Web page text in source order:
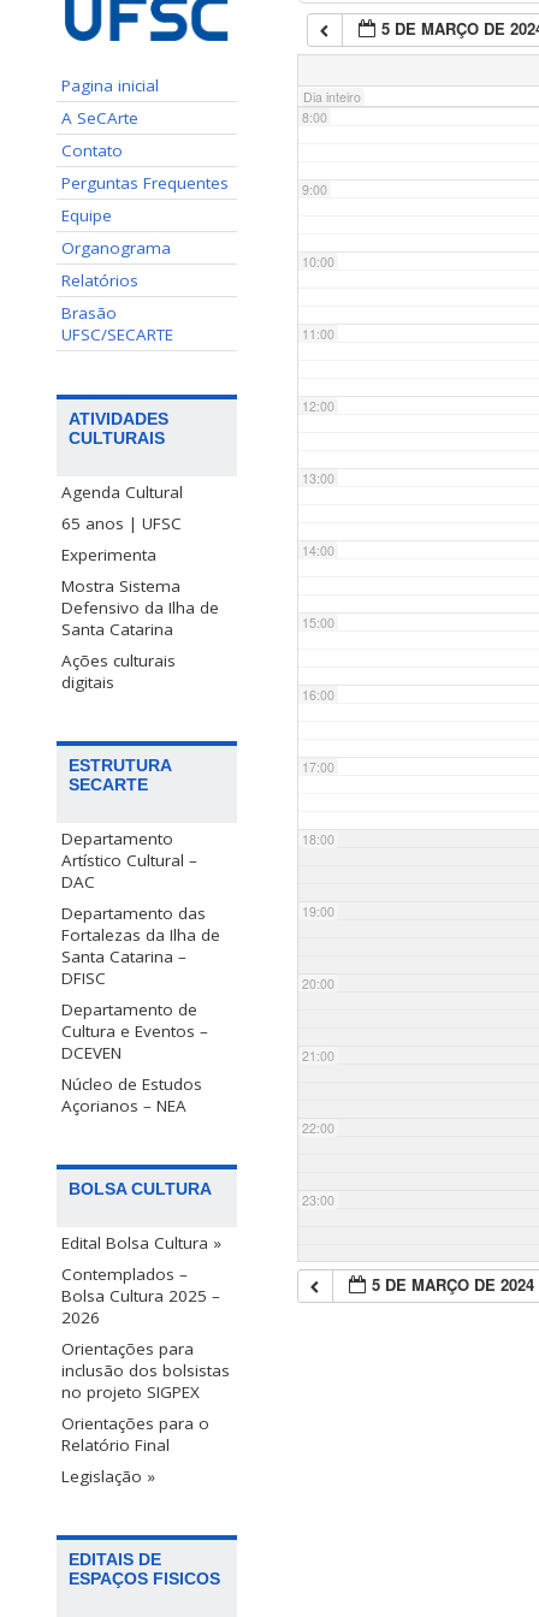
Pagina inicial
A SeCArte
Contato
Perguntas Frequentes
Equipe
Organograma
Relatórios
Brasão
UFSC/SECARTE
ATIVIDADES
CULTURAIS
Agenda Cultural
65 anos | UFSC
Experimenta
Mostra Sistema
Defensivo da Ilha de
Santa Catarina
Ações culturais
digitais
ESTRUTURA
SECARTE
Departamento
Artístico Cultural –
DAC
Departamento das
Fortalezas da Ilha de
Santa Catarina –
DFISC
Departamento de
Cultura e Eventos –
DCEVEN
Núcleo de Estudos
Açorianos – NEA
BOLSA CULTURA
Edital Bolsa Cultura »
Contemplados –
Bolsa Cultura 2025 –
2026
Orientações para
inclusão dos bolsistas
no projeto SIGPEX
Orientações para o
Relatório Final
Legislação »
EDITAIS DE
ESPAÇOS FISICOS
5 DE MARÇO DE
Dia inteiro
7:00
8:00
9:00
10:00
11:00
12:00
13:00
14:00
15:00
16:00
17:00
18:00
19:00
20:00
21:00
22:00
23:00
5 DE MARÇO DE 2024